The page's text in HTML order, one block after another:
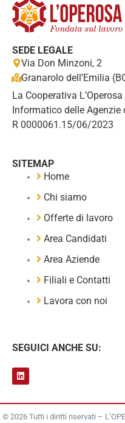
SEDE LEGALE
Via Don Minzoni, 2
Granarolo dell’Emilia
La Cooperativa
Informatico delle
R 0000061.15/06/2023
SITEMAP
Home
Chi siamo
Offerte di lavoro
Area Candidati
Area Aziende
Filiali e Contatti
Lavora con noi
SEGUICI ANCHE SU:
© 2026 Tutti i diritti riservati –